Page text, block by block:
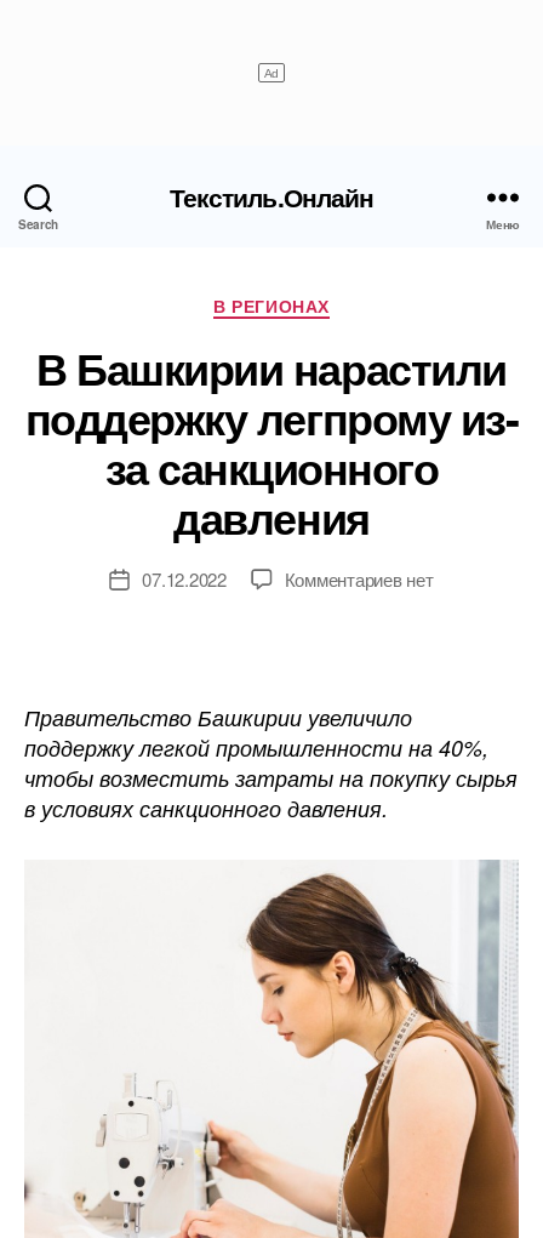
Search
Текстиль.Онлайн
Меню
Рубрики
В РЕГИОНАХ
В Башкирии нарастили
поддержку легпрому из-
за санкционного
давления
Дата07.12.2022 Комментариевк
поддержку
легпрому
из-
за
нет
Правительство Башкирии увеличило
поддержку легкой промышленности на 40%,
чтобы возместить затраты на покупку сырья
в условиях санкционного давления.